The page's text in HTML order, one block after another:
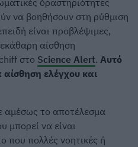
δραστηριότητες
να βοηθήσουν στη ρύθμιση
είναι προβλέψιμες,
αίσθηση
στο Science Alert. Αυτό
αίσθηση ελέγχου και
αμέσως το αποτέλεσμα
μπορεί να είναι
που πολλές νοητικές ή